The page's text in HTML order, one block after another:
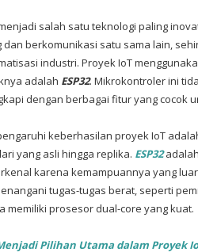
salah satu teknologi paling
berkomunikasi satu sama lain,
industri. Proyek IoT
adalah ESP32. Mikrokontroler ini
dengan berbagai fitur yang cocok
keberhasilan proyek IoT
yang asli hingga replika. ESP32
karena kemampuannya yang
tugas-tugas berat, seperti
memiliki prosesor dual-core yang kuat.
Pilihan Utama dalam Proyek